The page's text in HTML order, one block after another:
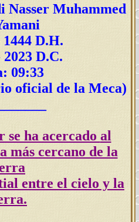
Muhammed
1444 D.H.
2023 D.C.
09:33
oficial de la Meca)
se ha acercado al
más cercano de la
entre el cielo y la